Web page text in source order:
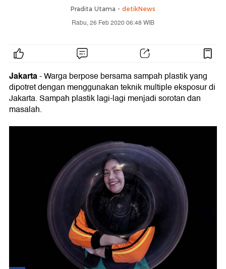
Pradita Utama - detikNews
Rabu, 26 Feb 2020 06:48 WIB
Jakarta- Warga berpose bersama sampah plastik yang
dipotret dengan menggunakan teknik multiple eksposur di
Jakarta. Sampah plastik lagi-lagi menjadi sorotan dan
masalah.